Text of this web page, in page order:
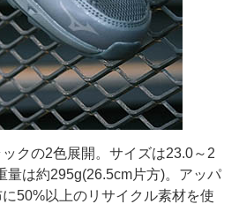
クの2色展開。サイズは23.0～2
量は約295g(26.5cm片方)。アッパ
50%以上のリサイクル素材を使